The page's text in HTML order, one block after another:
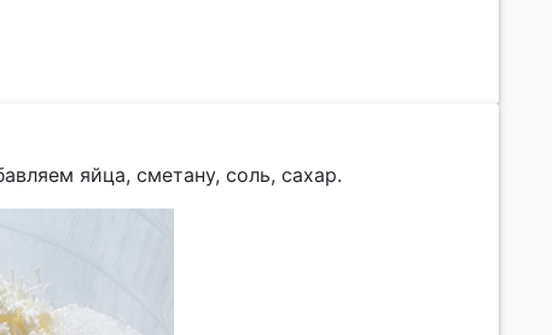
яйца, сметану, соль, сахар.